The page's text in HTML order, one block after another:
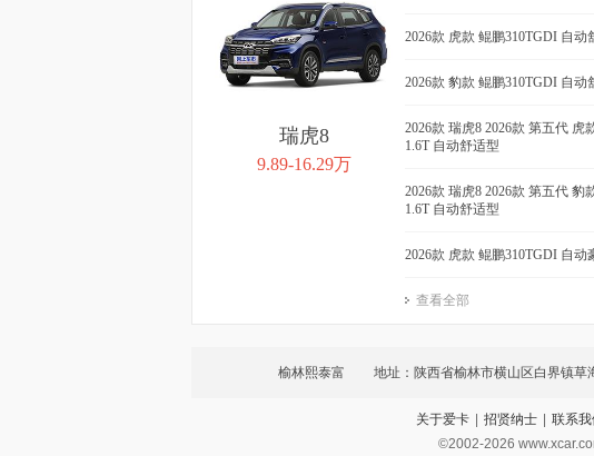
瑞虎8
9.89-16.29万
2026款 虎款 鲲鹏310TGDI 自动
2026款 豹款 鲲鹏310TGDI 自动
2026款 瑞虎8 2026款 第五代 虎
1.6T 自动舒适型
2026款 瑞虎8 2026款 第五代 豹
1.6T 自动舒适型
2026款 虎款 鲲鹏310TGDI 自动
查看全部
榆林熙泰富 地址：陕西省榆林市横山区白界镇草
关于爱卡 招贤纳士 联系我
©2002-2026